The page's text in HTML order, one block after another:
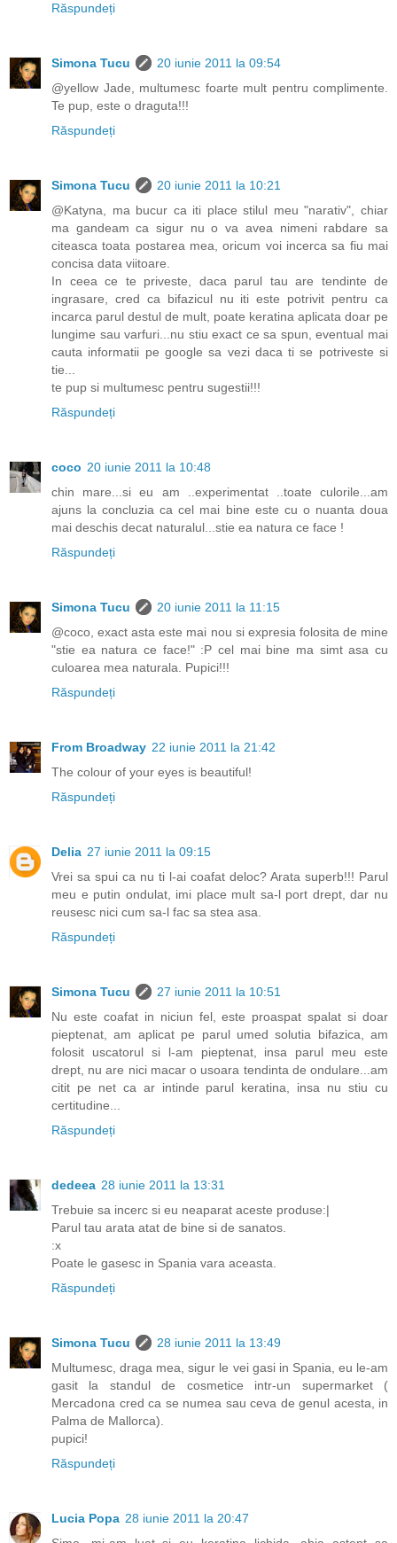
Răspundeți
Simona Tucu
20 iunie 2011 la 09:54
@yellow Jade, multumesc foarte mult pentru complimente.
Te pup, este o draguta!!!
Răspundeți
Simona Tucu
20 iunie 2011 la 10:21
@Katyna, ma bucur ca iti place stilul meu "narativ", chiar
ma gandeam ca sigur nu o va avea nimeni rabdare sa
citeasca toata postarea mea, oricum voi incerca sa fiu mai
concisa data viitoare.
In ceea ce te priveste, daca parul tau are tendinte de
ingrasare, cred ca bifazicul nu iti este potrivit pentru ca
incarca parul destul de mult, poate keratina aplicata doar pe
lungime sau varfuri...nu stiu exact ce sa spun, eventual mai
cauta informatii pe google sa vezi daca ti se potriveste si
tie...
te pup si multumesc pentru sugestii!!!
Răspundeți
coco 20 iunie 2011 la 10:48
chin mare...si eu am ..experimentat ..toate culorile...am
ajuns la concluzia ca cel mai bine este cu o nuanta doua
mai deschis decat naturalul...stie ea natura ce face !
Răspundeți
Simona Tucu
20 iunie 2011 la 11:15
@coco, exact asta este mai nou si expresia folosita de mine
"stie ea natura ce face!" :P cel mai bine ma simt asa cu
culoarea mea naturala. Pupici!!!
Răspundeți
From Broadway 22 iunie 2011 la 21:42
The colour of your eyes is beautiful!
Răspundeți
Delia 27 iunie 2011 la 09:15
Vrei sa spui ca nu ti l-ai coafat deloc? Arata superb!!! Parul
meu e putin ondulat, imi place mult sa-l port drept, dar nu
reusesc nici cum sa-l fac sa stea asa.
Răspundeți
Simona Tucu
27 iunie 2011 la 10:51
Nu este coafat in niciun fel, este proaspat spalat si doar
pieptenat, am aplicat pe parul umed solutia bifazica, am
folosit uscatorul si l-am pieptenat, insa parul meu este
drept, nu are nici macar o usoara tendinta de ondulare...am
citit pe net ca ar intinde parul keratina, insa nu stiu cu
certitudine...
Răspundeți
dedeea 28 iunie 2011 la 13:31
Trebuie sa incerc si eu neaparat aceste produse:|
Parul tau arata atat de bine si de sanatos.
:x
Poate le gasesc in Spania vara aceasta.
Răspundeți
Simona Tucu
28 iunie 2011 la 13:49
Multumesc, draga mea, sigur le vei gasi in Spania, eu le-am
gasit la standul de cosmetice intr-un supermarket (
Mercadona cred ca se numea sau ceva de genul acesta, in
Palma de Mallorca).
pupici!
Răspundeți
Lucia Popa 28 iunie 2011 la 20:47